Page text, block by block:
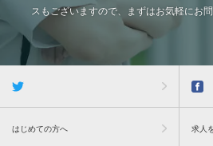
スもございますので、まずはお気軽にお
はじめての方へ 求人